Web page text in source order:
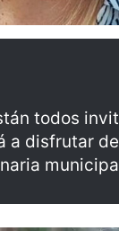
todos
a disfrutar